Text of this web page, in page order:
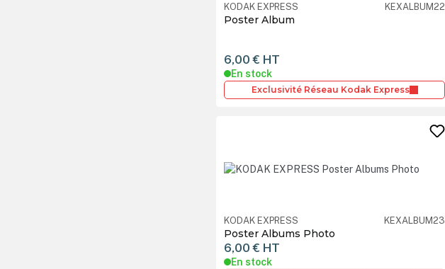
KODAK EXPRESS KEXALBUM22
Poster Album
6,00 € HT
En stock
Exclusivité Réseau Kodak Express
KODAK EXPRESS KEXALBUM23
Poster Albums Photo
6,00 € HT
En stock